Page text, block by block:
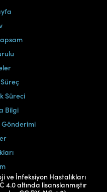
Süreci
Bilgi
ve İnfeksiyon Hastalıkları
4.0 altında lisanslanmıştır